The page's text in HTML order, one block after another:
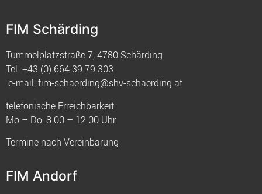
FIM Schärding
Tummelplatzstraße 7, 4780 Schärding
Tel. +43 (0) 664 39 79 303
e-mail:fim-schaerding@shv-schaerding.at
telefonische Erreichbarkeit
Mo – Do: 8.00 – 12.00 Uhr
Termine nach Vereinbarung
FIM Andorf